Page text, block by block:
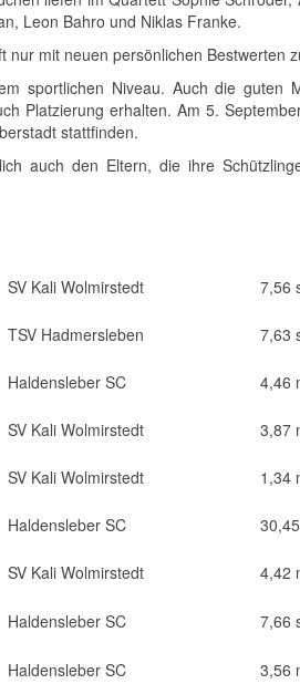
Leon Bahro und Niklas Franke.
mit neuen persönlichen Bestwerten
sportlichen Niveau. Auch die guten
Platzierung erhalten. Am 5.
stattfinden.
auch den Eltern, die ihre
SV Kali Wolmirstedt 7,56
TSV Hadmersleben 7,63
Haldensleber SC 4,46
SV Kali Wolmirstedt 3,87
SV Kali Wolmirstedt 1,34
Haldensleber SC
SV Kali Wolmirstedt 4,42
Haldensleber SC 7,66
Haldensleber SC 3,56